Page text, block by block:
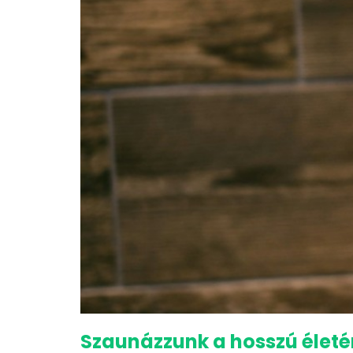
Szaunázzunk a hosszú